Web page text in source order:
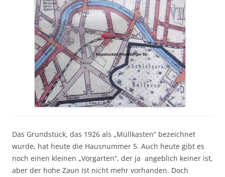
Das Grundstück, das 1926 als „Müllkasten“ bezeichnet
wurde, hat heute die Hausnummer 5. Auch heute gibt es
noch einen kleinen „Vorgarten“, der ja angeblich keiner ist,
aber der hohe Zaun ist nicht mehr vorhanden. Doch